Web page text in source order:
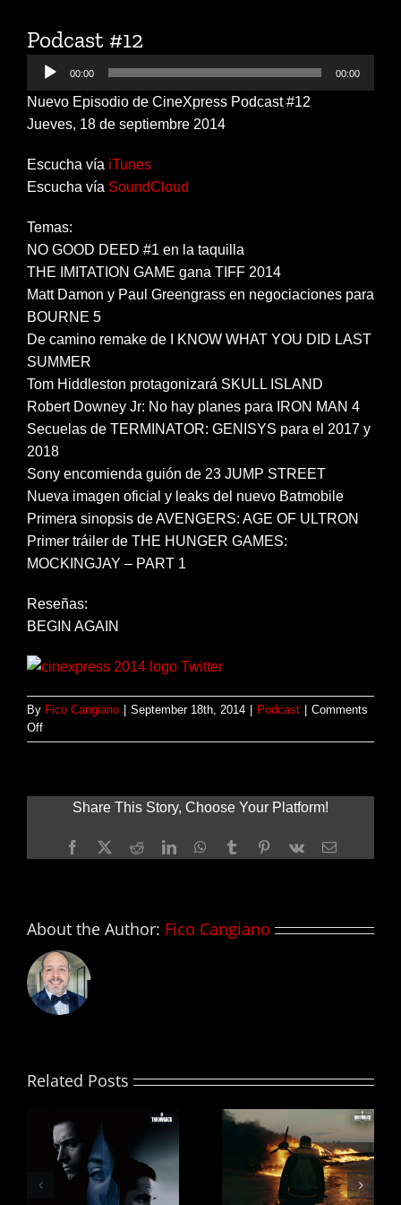
Podcast #12
Audio
Player
00:00 00:00
Nuevo Episodio de CineXpress Podcast #12
Jueves, 18 de septiembre 2014
Escucha vía iTunes
Escucha vía SoundCloud
Temas:
NO GOOD DEED #1 en la taquilla
THE IMITATION GAME gana TIFF 2014
Matt Damon y Paul Greengrass en negociaciones para
BOURNE 5
De camino remake de I KNOW WHAT YOU DID LAST
SUMMER
Tom Hiddleston protagonizará SKULL ISLAND
Robert Downey Jr: No hay planes para IRON MAN 4
Secuelas de TERMINATOR: GENISYS para el 2017 y
2018
Sony encomienda guión de 23 JUMP STREET
Nueva imagen oficial y leaks del nuevo Batmobile
Primera sinopsis de AVENGERS: AGE OF ULTRON
Primer tráiler de THE HUNGER GAMES:
MOCKINGJAY – PART 1
Reseñas:
BEGIN AGAIN
By Fico Cangiano September 18th, 2014 Podcast
Comments
Offon
Podcast
Share This Story, Choose Your Platform!
Facebook
X RedditLinkedInWhatsApp
TumblrPinterest
Vk Email
About the Author: Fico Cangiano
Related Posts